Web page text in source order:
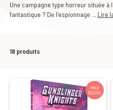
Une campagne type horreur située à
fantastique ? De l'espionnage ... Lire
18 produits
PRIX
ROUGE